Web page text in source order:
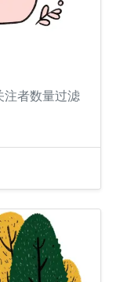
注者数量过滤